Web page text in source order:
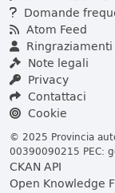
Domande
Atom Feed
Ringraziamenti
Note legali
Privacy
Contattaci
Cookie
© 2025 Provincia
00390090215 PEC:
CKAN API
Open Knowledge